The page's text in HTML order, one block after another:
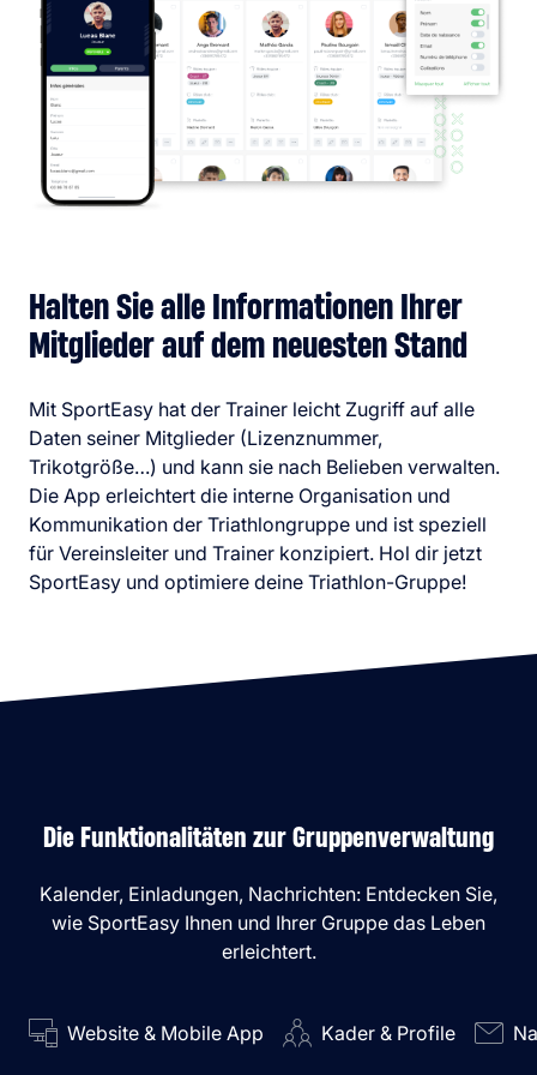
Halten Sie alle Informationen Ihrer
Mitglieder auf dem neuesten Stand
Mit SportEasy hat der Trainer leicht Zugriff auf alle
Daten seiner Mitglieder (Lizenznummer,
Trikotgröße…) und kann sie nach Belieben verwalten.
Die App erleichtert die interne Organisation und
Kommunikation der Triathlongruppe und ist speziell
für Vereinsleiter und Trainer konzipiert. Hol dir jetzt
SportEasy und optimiere deine Triathlon-Gruppe!
Die Funktionalitäten zur Gruppenverwaltung
Kalender, Einladungen, Nachrichten: Entdecken Sie,
wie SportEasy Ihnen und Ihrer Gruppe das Leben
erleichtert.
Website & Mobile App Kader & Profile